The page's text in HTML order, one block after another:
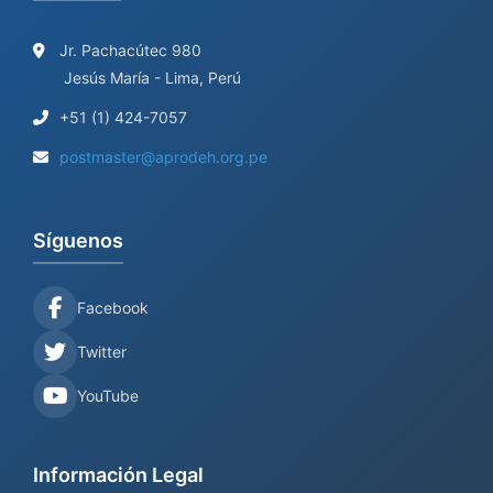
Jr. Pachacútec 980
Jesús María - Lima, Perú
+51 (1) 424-7057
postmaster@aprodeh.org.pe
Síguenos
Facebook
Twitter
YouTube
Información Legal